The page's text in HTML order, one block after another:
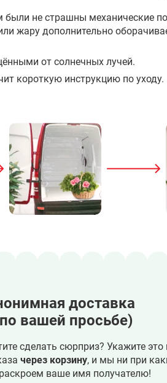
не страшны механические
жару дополнительно
от солнечных лучей.
короткую инструкцию по уходу.
доставка
вашей просьбе)
сделать сюрприз? Укажите
через корзину, и мы ни при
ваше имя получателю!